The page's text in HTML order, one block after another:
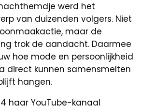
werd het
van duizenden volgers. Niet
maar de
trok de aandacht. Daarmee
hoe mode en persoonlijkheid
direct kunnen samensmelten
hangen.
haar YouTube-kanaal